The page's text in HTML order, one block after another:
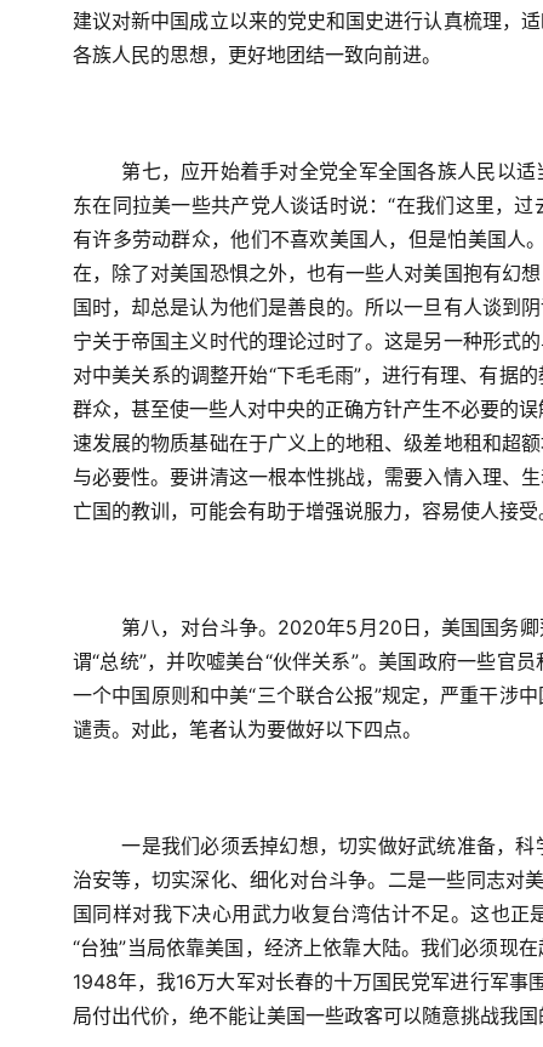
建议对新中国成立以来的党史和国史进行认真梳理，
各族人民的思想，更好地团结一致向前进。
第七，应开始着手对全党全军全国各族人民以
东在同拉美一些共产党人谈话时说：“在我们这里，
有许多劳动群众，他们不喜欢美国人，但是怕美国人
在，除了对美国恐惧之外，也有一些人对美国抱有幻
国时，却总是认为他们是善良的。所以一旦有人谈到
宁关于帝国主义时代的理论过时了。这是另一种形式
对中美关系的调整开始“下毛毛雨”，进行有理、有据
群众，甚至使一些人对中央的正确方针产生不必要的
速发展的物质基础在于广义上的地租、级差地租和超
与必要性。要讲清这一根本性挑战，需要入情入理、
亡国的教训，可能会有助于增强说服力，容易使人接受
第八，对台斗争。 2020年5月 20 日，美国国务
谓“总统”，并吹嘘美台“伙伴关系”。美国政府一些官
一个中国原则和中美“三个联合公报”规定，严重干涉
谴责。对此，笔者认为要做好以下四点。
一是我们必须丢掉幻想，切实做好武统准备，
治安等，切实深化、细化对台斗争。二是一些同志对
国同样对我下决心用武力收复台湾估计不足。这也
“台独”当局依靠美国，经济上依靠大陆。我们必须现
1948年，我16万大军对长春的十万国民党军进行军事
局付出代价，绝不能让美国一些政客可以随意挑战我